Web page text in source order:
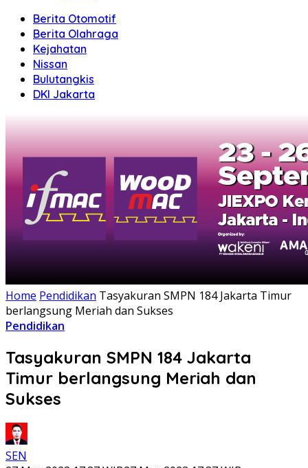
Berita Otomotif
Berita Olahraga
Kejahatan
Nissan
Bulutangkis
DKI Jakarta
Home Pendidikan Tasyakuran SMPN 184 Jakarta Timur
berlangsung Meriah dan Sukses
Pendidikan
Tasyakuran SMPN 184 Jakarta
Timur berlangsung Meriah dan
Sukses
SEN